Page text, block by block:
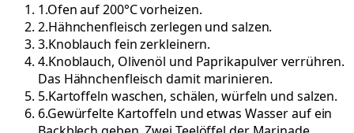
1.Ofen auf 200°C vorheizen.
2.Hähnchenfleisch zerlegen und salzen.
3.Knoblauch fein zerkleinern.
4.Knoblauch, Olivenöl und Paprikapulver verrühren.
Das Hähnchenfleisch damit marinieren.
5.Kartoffeln waschen, schälen, würfeln und salzen.
6.Gewürfelte Kartoffeln und etwas Wasser auf ein